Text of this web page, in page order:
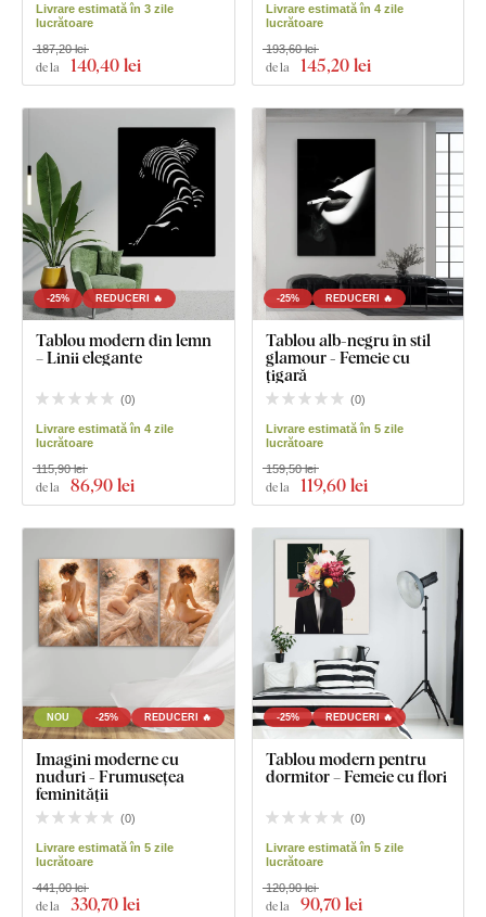
Livrare estimată în 3 zile
lucrătoare
de la 140,40 lei
187,20 lei
Livrare estimată în 4 zile
lucrătoare
de la 145,20 lei
193,60 lei
-25% REDUCERI 🔥
Tablou modern din lemn
– Linii elegante
(0)
Livrare estimată în 4 zile
lucrătoare
de la 86,90 lei
115,90 lei
-25% REDUCERI 🔥
Tablou alb-negru în stil
glamour - Femeie cu
țigară
(0)
Livrare estimată în 5 zile
lucrătoare
de la 119,60 lei
159,50 lei
NOU -25% REDUCERI 🔥
Imagini moderne cu
nuduri - Frumusețea
feminității
(0)
Livrare estimată în 5 zile
lucrătoare
de la 330,70 lei
441,00 lei
-25% REDUCERI 🔥
Tablou modern pentru
dormitor – Femeie cu flori
(0)
Livrare estimată în 5 zile
lucrătoare
de la 90,70 lei
120,90 lei